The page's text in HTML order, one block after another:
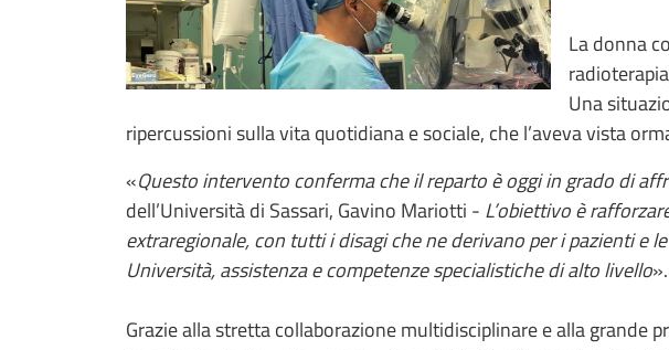
La donna
Una
ripercussioni sulla vita quotidiana e sociale, che l’aveva vista
«Questo intervento conferma che il reparto è oggi in grado di
dell’Università di Sassari, Gavino Mariotti - L’obiettivo è
extraregionale, con tutti i disagi che ne derivano per i pazienti e
Università, assistenza e competenze specialistiche di alto livello».
Grazie alla stretta collaborazione multidisciplinare e alla grande